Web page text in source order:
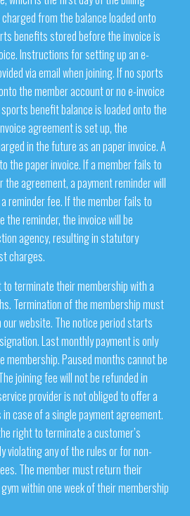
from the balance loaded onto
benefits stored before the invoice is
Instructions for setting up an e-
via email when joining. If no sports
the member account or no e-invoice
benefit balance is loaded onto the
agreement is set up, the
in the future as an paper invoice. A
the paper invoice. If a member fails to
the agreement, a payment reminder will
reminder fee. If the member fails to
reminder, the invoice will be
agency, resulting in statutory
charges.
terminate their membership with a
Termination of the membership must
website. The notice period starts
Last monthly payment is only
membership. Paused months cannot be
joining fee will not be refunded in
provider is not obliged to offer a
case of a single payment agreement.
right to terminate a customer’s
violating any of the rules or for non-
The member must return their
within one week of their membership